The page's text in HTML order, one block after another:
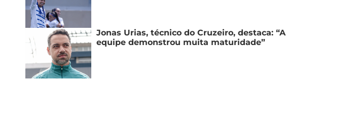
Jonas Urias, técnico do Cruzeiro, destaca: “A
equipe demonstrou muita maturidade”